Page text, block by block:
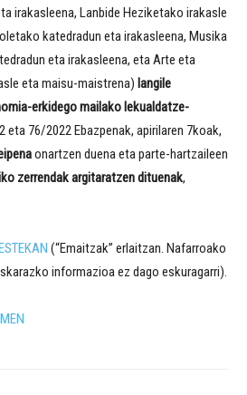
irakasleena, Lanbide Heziketako irakasle
katedradun eta irakasleena, Musika
eta irakasleena, eta Arte eta
eta maisu-maistrena) langile
erkidego mailako lekualdatze-
eta 76/2022 Ebazpenak, apirilaren 7koak,
onartzen duena eta parte-hartzaileen
zerrendak argitaratzen dituenak,
(“Emaitzak” erlaitzan. Nafarroako
informazioa ez dago eskuragarri).